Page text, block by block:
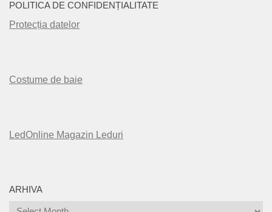
POLITICA DE CONFIDENȚIALITATE
Protecția datelor
Costume de baie
LedOnline Magazin Leduri
ARHIVA
Arhiva